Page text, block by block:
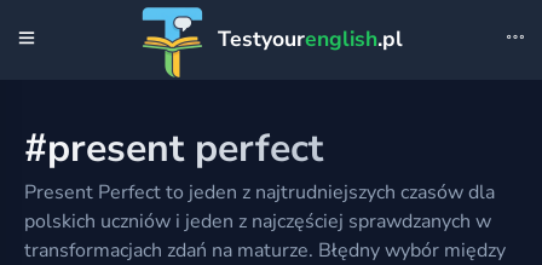
Testyourenglish.pl
#present perfect
Present Perfect to jeden z najtrudniejszych czasów dla
polskich uczniów i jeden z najczęściej sprawdzanych w
transformacjach zdań na maturze. Błędny wybór między